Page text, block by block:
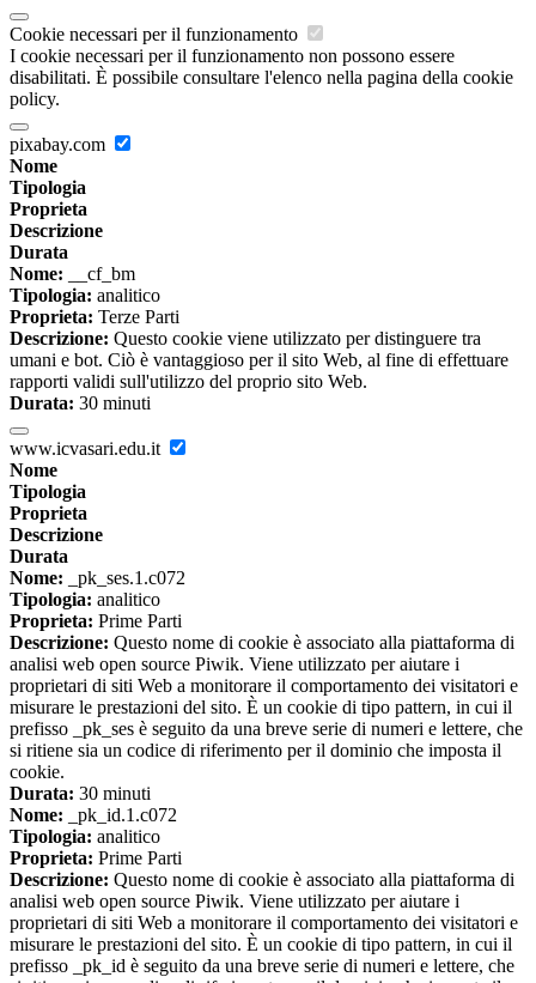
Cookie necessari per il funzionamento
I cookie necessari per il funzionamento non possono essere
disabilitati. È possibile consultare l'elenco nella pagina della cookie
policy.
pixabay.com
Nome
Tipologia
Proprieta
Descrizione
Durata
Nome: __cf_bm
Tipologia: analitico
Proprieta: Terze Parti
Descrizione: Questo cookie viene utilizzato per distinguere tra
umani e bot. Ciò è vantaggioso per il sito Web, al fine di effettuare
rapporti validi sull'utilizzo del proprio sito Web.
Durata: 30 minuti
www.icvasari.edu.it
Nome
Tipologia
Proprieta
Descrizione
Durata
Nome: _pk_ses.1.c072
Tipologia: analitico
Proprieta: Prime Parti
Descrizione: Questo nome di cookie è associato alla piattaforma di
analisi web open source Piwik. Viene utilizzato per aiutare i
proprietari di siti Web a monitorare il comportamento dei visitatori e
misurare le prestazioni del sito. È un cookie di tipo pattern, in cui il
prefisso _pk_ses è seguito da una breve serie di numeri e lettere, che
si ritiene sia un codice di riferimento per il dominio che imposta il
cookie.
Durata: 30 minuti
Nome: _pk_id.1.c072
Tipologia: analitico
Proprieta: Prime Parti
Descrizione: Questo nome di cookie è associato alla piattaforma di
analisi web open source Piwik. Viene utilizzato per aiutare i
proprietari di siti Web a monitorare il comportamento dei visitatori e
misurare le prestazioni del sito. È un cookie di tipo pattern, in cui il
prefisso _pk_id è seguito da una breve serie di numeri e lettere, che